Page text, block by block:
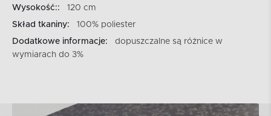
Wysokość::
120 cm
Skład tkaniny:
100% poliester
Dodatkowe informacje:
dopuszczalne są różnice w
wymiarach do 3%